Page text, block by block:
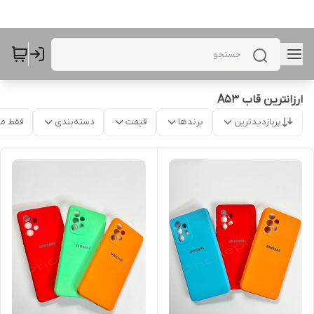
ارزانترین قاب A53
پربازدیدترین برندها قیمت دسته‌بندی فقط